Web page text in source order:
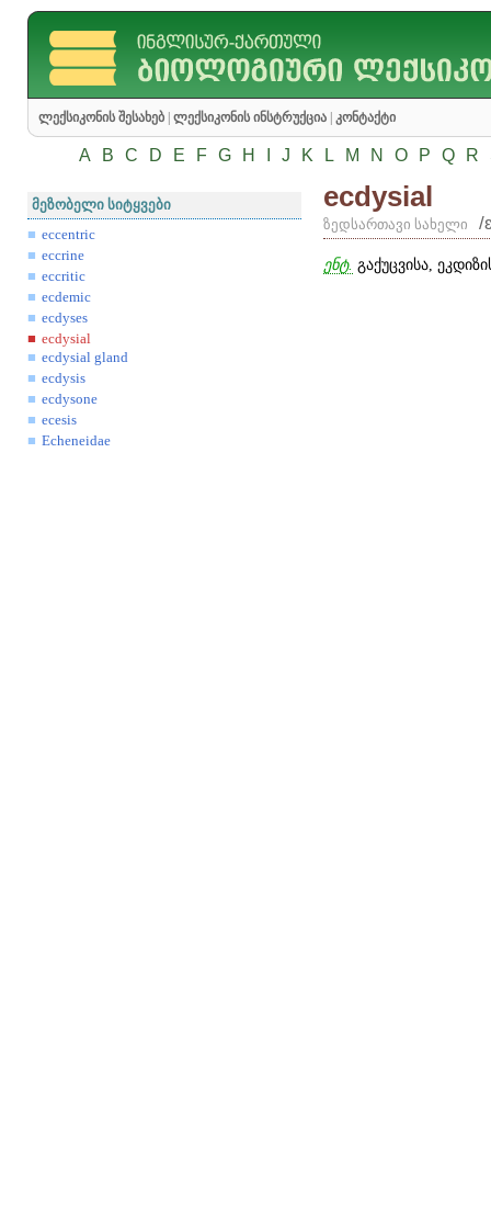
ლექსიკონის შესახებ ლექსიკონის ინსტრუქცია კონტაქტი
A B C D E F G H J K L M N O P Q R
მეზობელი სიტყვები
eccentric
eccrine
eccritic
ecdemic
ecdyses
ecdysial
ecdysial gland
ecdysis
ecdysone
ecesis
Echeneidae
ecdysial
ზედსართავი სახელი /
ენტ. გაქუცვისა,